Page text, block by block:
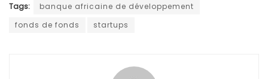
Tags:
banque africaine de développement
fonds de fonds
startups